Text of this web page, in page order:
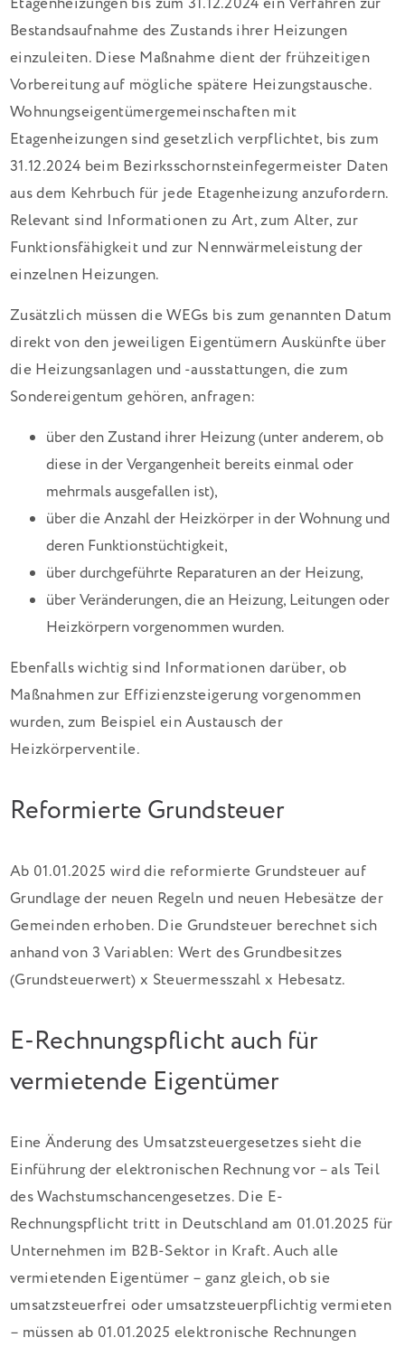
Bestandsaufnahme des Zustands ihrer Heizungen
einzuleiten. Diese Maßnahme dient der frühzeitigen
Vorbereitung auf mögliche spätere Heizungstausche.
Wohnungseigentümergemeinschaften mit
Etagenheizungen sind gesetzlich verpflichtet, bis zum
31.12.2024 beim Bezirksschornsteinfegermeister Daten
aus dem Kehrbuch für jede Etagenheizung anzufordern.
Relevant sind Informationen zu Art, zum Alter, zur
Funktionsfähigkeit und zur Nennwärmeleistung der
einzelnen Heizungen.
Zusätzlich müssen die WEGs bis zum genannten Datum
direkt von den jeweiligen Eigentümern Auskünfte über
die Heizungsanlagen und -ausstattungen, die zum
Sondereigentum gehören, anfragen:
über den Zustand ihrer Heizung (unter anderem, ob
diese in der Vergangenheit bereits einmal oder
mehrmals ausgefallen ist),
über die Anzahl der Heizkörper in der Wohnung und
deren Funktionstüchtigkeit,
über durchgeführte Reparaturen an der Heizung,
über Veränderungen, die an Heizung, Leitungen oder
Heizkörpern vorgenommen wurden.
Ebenfalls wichtig sind Informationen darüber, ob
Maßnahmen zur Effizienzsteigerung vorgenommen
wurden, zum Beispiel ein Austausch der
Heizkörperventile.
Reformierte Grundsteuer
Ab 01.01.2025 wird die reformierte Grundsteuer auf
Grundlage der neuen Regeln und neuen Hebesätze der
Gemeinden erhoben. Die Grundsteuer berechnet sich
anhand von 3 Variablen: Wert des Grundbesitzes
(Grundsteuerwert) x Steuermesszahl x Hebesatz.
E-Rechnungspflicht auch für
vermietende Eigentümer
Eine Änderung des Umsatzsteuergesetzes sieht die
Einführung der elektronischen Rechnung vor – als Teil
des Wachstumschancengesetzes. Die E-
Rechnungspflicht tritt in Deutschland am 01.01.2025 für
Unternehmen im B2B-Sektor in Kraft. Auch alle
vermietenden Eigentümer – ganz gleich, ob sie
umsatzsteuerfrei oder umsatzsteuerpflichtig vermieten
– müssen ab 01.01.2025 elektronische Rechnungen